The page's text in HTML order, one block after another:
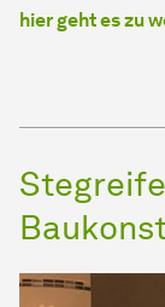
hier geht es zu